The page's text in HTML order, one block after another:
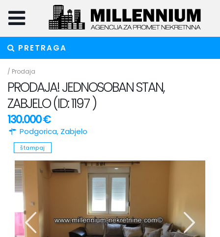
PRETRAGA
/ Prodaja
PRODAJA! JEDNOSOBAN STAN,
ZABJELO (ID: 1197 )
130.000 €
Podgorica, Zabjelo
štampaj